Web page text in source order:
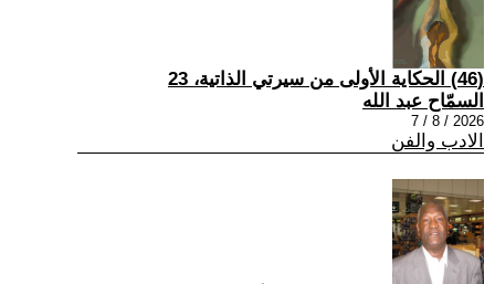
(46) الحكاية الأولى من سيرتي الذاتية، 23
السمّاح عبد الله
2026 / 8 / 7
الادب والفن